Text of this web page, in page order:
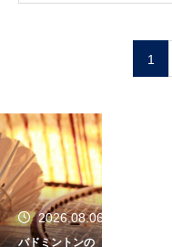
1
2026.08.06
バドミントンの